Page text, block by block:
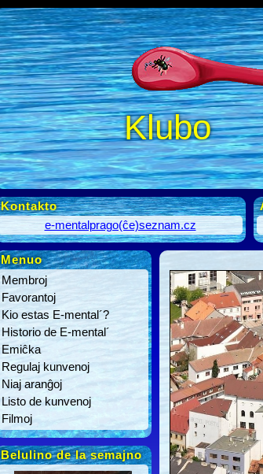
Klubo
Kontakto
e-mentalprago(ĉe)seznam.cz
Menuo
Membroj
Favorantoj
Kio estas E-mental´?
Historio de E-mental´
Emiĉka
Regulaj kunvenoj
Niaj aranĝoj
Listo de kunvenoj
Filmoj
Belulino de la semajno